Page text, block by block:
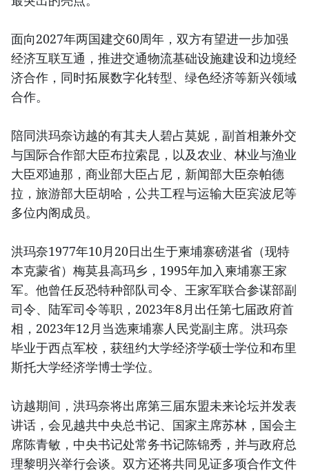
面向2027年两国建交60周年，双方有望进一步加强
经济互联互通，推进交通物流基础设施建设和边境经
济合作，同时拓展数字化转型、绿色经济等新兴领域
合作。
陪同洪玛奈访越的有其夫人碧占莫妮，副首相兼外交
与国际合作部大臣布拉索昆，以及农业、林业与渔业
大臣邓迪那，商业部大臣占尼，新闻部大臣奈帕德
拉，旅游部大臣胡哈，公共工程与运输大臣宾波尼等
多位内阁成员。
洪玛奈1977年10月20日出生于柬埔寨磅湛省（现特
本克蒙省）梅莫县高玛乡，1995年加入柬埔寨王家
军。他曾任反恐特种部队司令、王家军联合参谋部副
司令、陆军司令等职，2023年8月出任第七届政府首
相，2023年12月当选柬埔寨人民党副主席。洪玛奈
毕业于西点军校，获纽约大学经济学硕士学位和布里
斯托大学经济学博士学位。
访越期间，洪玛奈将出席第三届东盟未来论坛并发表
讲话，会见越共中央总书记、国家主席苏林，国会主
席陈青敏，中央书记处常务书记陈锦秀，并与政府总
理黎明兴举行会谈。双方还将共同见证多项合作文件